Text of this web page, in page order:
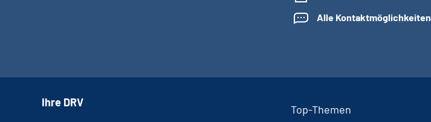
Alle Kontaktmöglichkeiten
Top-Themen
Ihre DRV